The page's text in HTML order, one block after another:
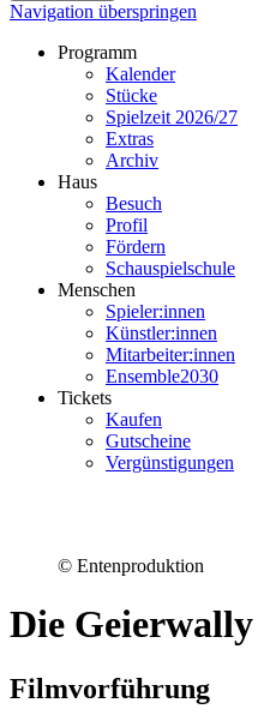
Navigation überspringen
Programm
Kalender
Stücke
Spielzeit 2026/27
Extras
Archiv
Haus
Besuch
Profil
Fördern
Schauspielschule
Menschen
Spieler:innen
Künstler:innen
Mitarbeiter:innen
Ensemble2030
Tickets
Kaufen
Gutscheine
Vergünstigungen
© Entenproduktion
Die Geierwally
Filmvorführung